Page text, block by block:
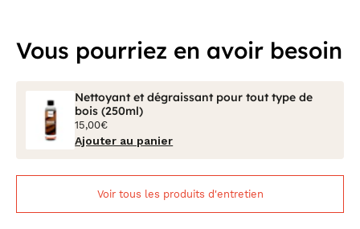
Vous pourriez en avoir besoin
Nettoyant et dégraissant pour tout type de
bois (250ml)
15,00€
Ajouter au panier
Voir tous les produits d'entretien